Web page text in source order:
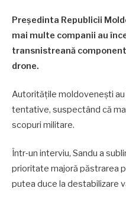
Președinta Republicii
mai multe companii au
transnistreană
drone.
Autoritățile moldovenești
tentative, suspectând că
scopuri militare.
Într‑un interviu, Sandu a
prioritate majoră păstrarea
putea duce la destabilizare